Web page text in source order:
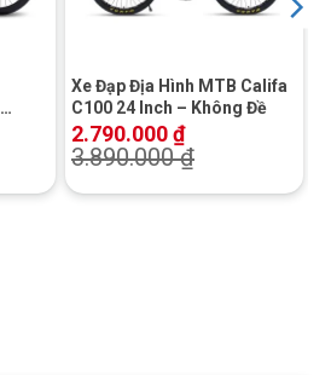
Xe Đạp Địa Hình MTB Califa
C100 24 Inch – Không Đề
2.790.000₫
3.890.000₫